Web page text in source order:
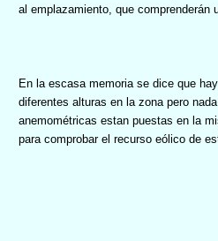
al emplazamiento, que comprenderán
En la escasa memoria se dice que
diferentes alturas en la zona pero
anemométricas estan puestas en la
para comprobar el recurso eólico de